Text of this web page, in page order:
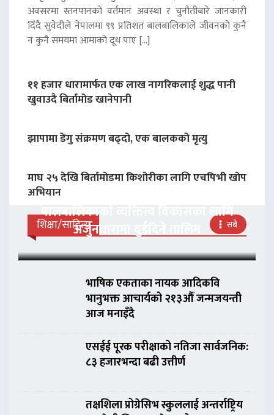
अवसरमा स्तनपानको वर्तमान अवस्था र चुनौतीबारे जानकारी
दिँदै सुवेदीले नेपालमा ९९ प्रतिशत बालबालिकाले जीवनको कुनै
न कुनै समयमा आमाको दूध पाए […]
११ हजार धारामार्फत एक लाख नागरिकलाई शुद्ध पानी
खुवाउदै बिर्तामोड खानेपानी
झापामा डेंगु संक्रमण बढ्दो, एक बालकको मृत्यु
माघ २५ देखि बिर्तामोडमा किशोरीका लागि एचपिभी खोप
अभियान
शिक्षा/साहित्य सबै
बालबालिकाको व्यक्तित्व विकासका लागि
अर्जुनधारामा दुईदिने तालिम
भाषिक एकताका नायक आदिकवि
भानुभक्त आचार्यको २१३औँ जन्मजयन्ती
आज मनाइँदै
एसईई पूरक परीक्षाको नतिजा सार्वजनिक:
८३ हजारभन्दा बढी उत्तीर्ण
तक्षशिला प्रोग्रेसिभ स्कुललाई अन्तर्राष्ट्रिय